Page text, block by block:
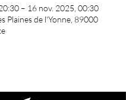
– 16 nov. 2025, 00:30
Plaines de l'Yonne, 89000